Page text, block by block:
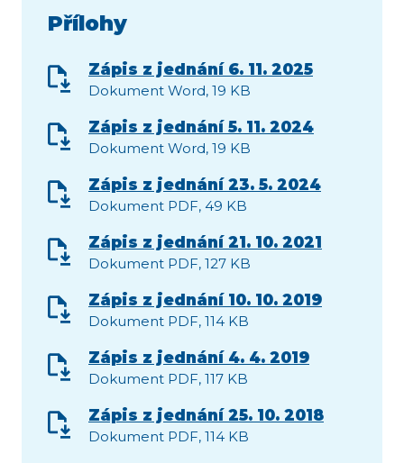
Přílohy
Zápis z jednání 6. 11. 2025
Dokument Word, 19 KB
Zápis z jednání 5. 11. 2024
Dokument Word, 19 KB
Zápis z jednání 23. 5. 2024
Dokument PDF, 49 KB
Zápis z jednání 21. 10. 2021
Dokument PDF, 127 KB
Zápis z jednání 10. 10. 2019
Dokument PDF, 114 KB
Zápis z jednání 4. 4. 2019
Dokument PDF, 117 KB
Zápis z jednání 25. 10. 2018
Dokument PDF, 114 KB